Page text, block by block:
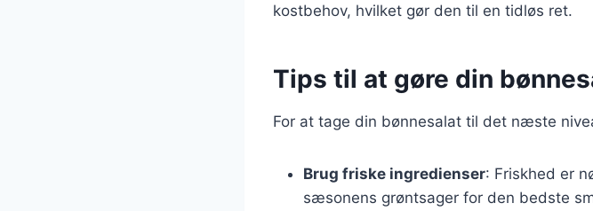
kostbehov, hvilket gør den til en tidløs ret.
Tips til at gøre din
For at tage din bønnesalat til det næste
Brug friske ingredienser: Friskhed er
sæsonens grøntsager for den bedste